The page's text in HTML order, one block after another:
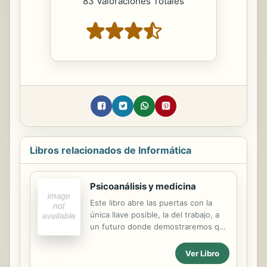
Libros relacionados de Informática
Psicoanálisis y medicina
Este libro abre las puertas con la
única llave posible, la del trabajo, a
un futuro donde demostraremos que
participan siempre de un modo
capital en los procesos de enfermar,
Ver Libro